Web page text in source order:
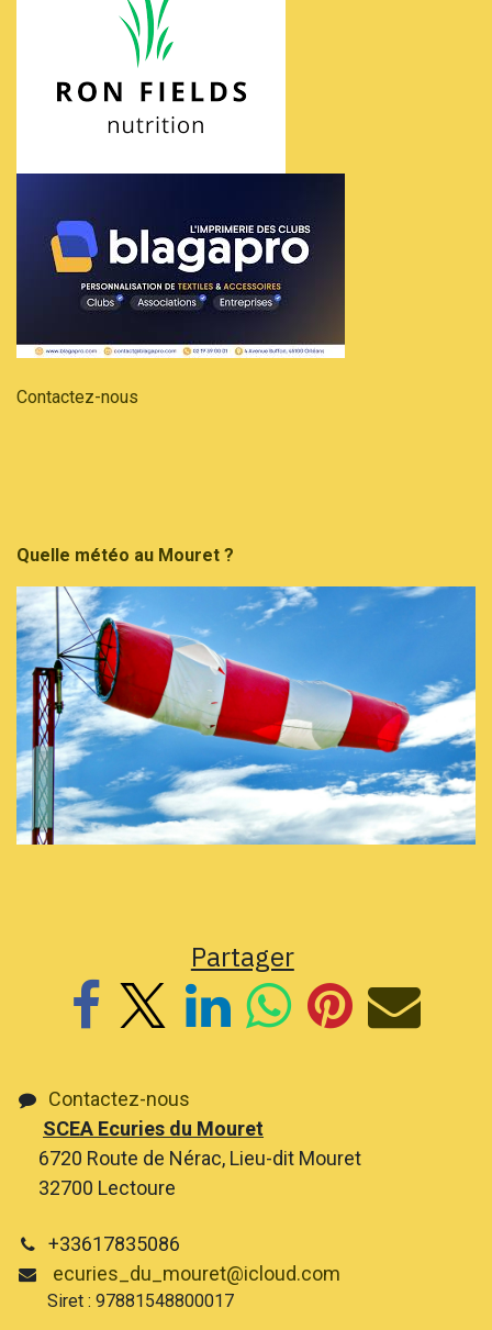
Contactez-nous
Quelle météo au Mouret ?
Partager
Contactez-nous
SCEA Ecuries du Mouret
6720 Route de Nérac, Lieu-dit Mouret
32700 Lectoure
+33617835086
ecuries_du_mouret@icloud.com
Siret : 97881548800017